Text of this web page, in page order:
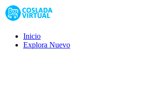
Inicio
Explora Nuevo